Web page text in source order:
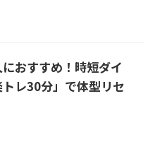
おすすめ！時短ダイ
レ30分」で体型リセ